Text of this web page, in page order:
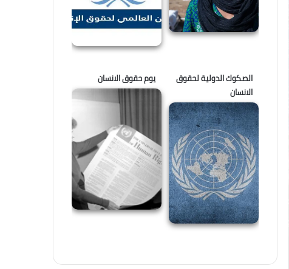
الصكوك الدولية لحقوق
الانسان
يوم حقوق الانسان